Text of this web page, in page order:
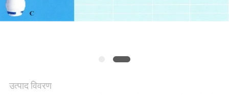
गोपनीयता
उत्पाद विवरण